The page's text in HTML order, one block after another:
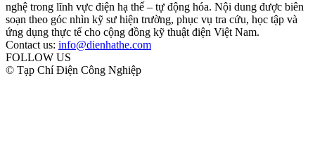
nghệ trong lĩnh vực điện hạ thế – tự động hóa. Nội dung được biên
soạn theo góc nhìn kỹ sư hiện trường, phục vụ tra cứu, học tập và
ứng dụng thực tế cho cộng đồng kỹ thuật điện Việt Nam.
Contact us: info@dienhathe.com
FOLLOW US
© Tạp Chí Điện Công Nghiệp